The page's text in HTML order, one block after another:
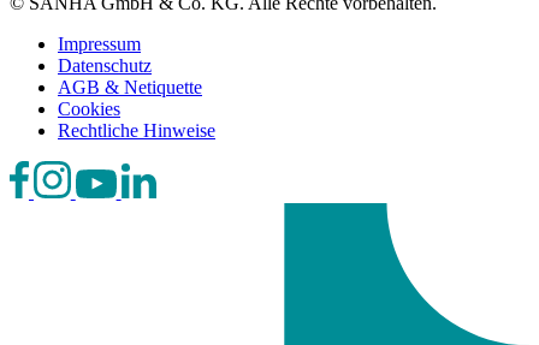
Impressum
Datenschutz
AGB & Netiquette
Cookies
Rechtliche Hinweise